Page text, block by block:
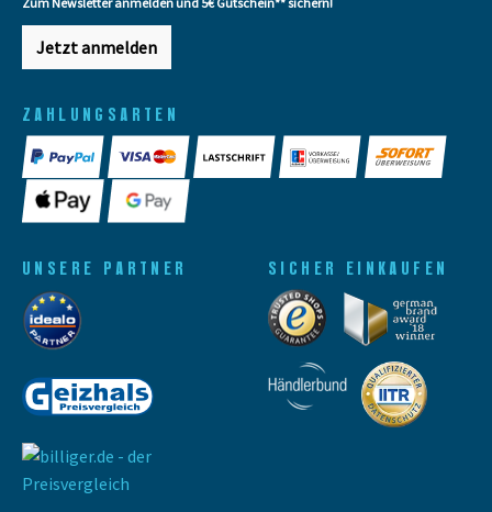
Jetzt anmelden
ZAHLUNGSARTEN
UNSERE PARTNER SICHER EINKAUFEN